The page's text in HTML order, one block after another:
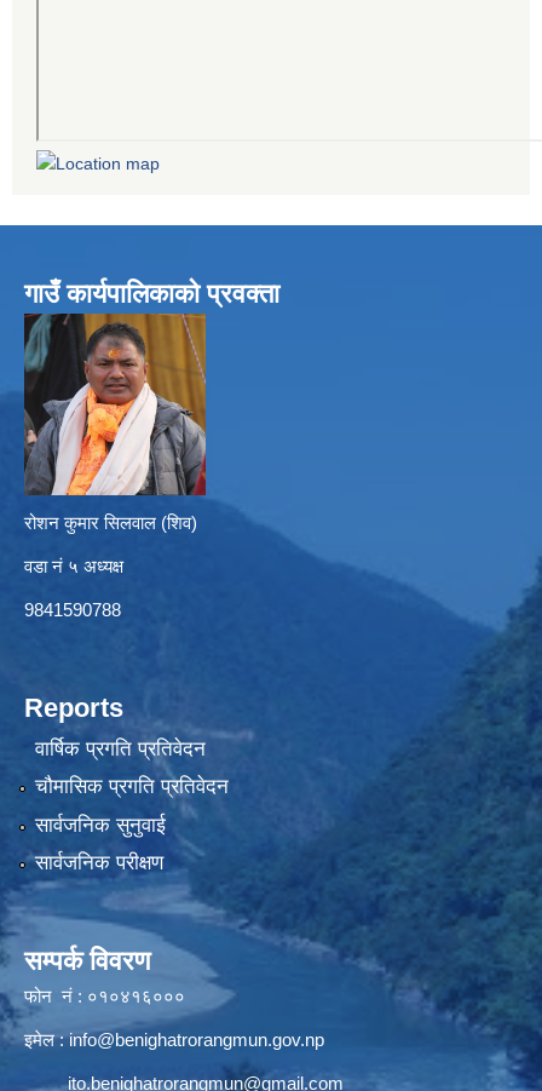
गाउँ कार्यपालिकाको प्रवक्ता
रोशन कुमार सिलवाल (शिव)
वडा नं ५ अध्यक्ष
9841590788
Reports
वार्षिक प्रगति प्रतिवेदन
चौमासिक प्रगति प्रतिवेदन
सार्वजनिक सुनुवाई
सार्वजनिक परीक्षण
सम्पर्क विवरण
फोन नं : ०१०४१६०००
इमेल :info@benighatrorangmun.gov.np
ito.benighatrorangmun@gmail.com